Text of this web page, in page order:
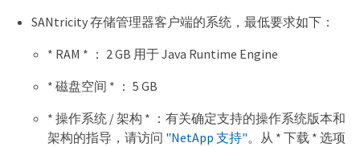
SANtricity 存储管理器客户端的系统，最低要求如下：
* RAM * ： 2 GB 用于 Java Runtime Engine
* 磁盘空间 * ： 5 GB
* 操作系统 / 架构 * ：有关确定支持的操作系统版本和
架构的指导，请访问 "NetApp 支持"。从 * 下载 * 选项